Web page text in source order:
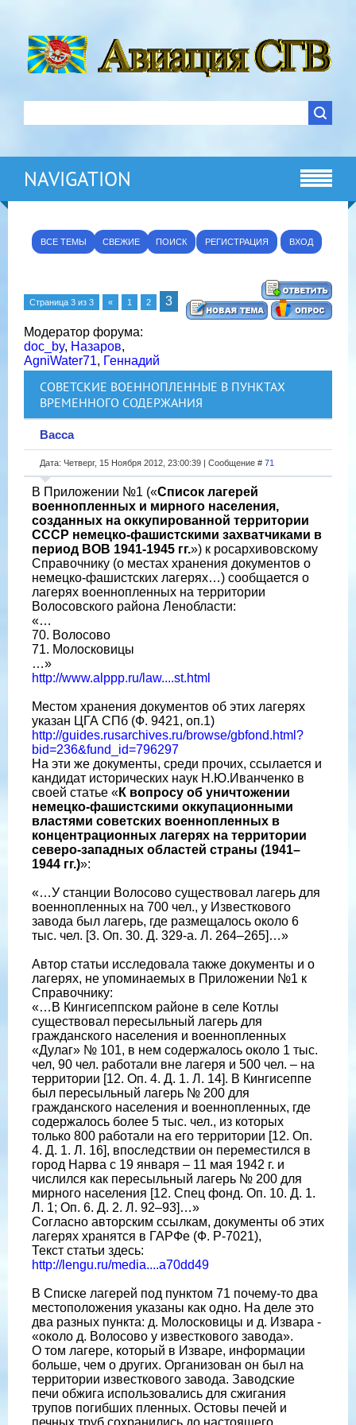
NAVIGATION
ВСЕ ТЕМЫ СВЕЖИЕ ПОИСК РЕГИСТРАЦИЯ ВХОД
Страница 3 из 3 « 1 2 3
Модератор форума:
doc_by, Назаров,
AgniWater71, Геннадий
СОВЕТСКИЕ ВОЕННОПЛЕННЫЕ В ПУНКТАХ
ВРЕМЕННОГО СОДЕРЖАНИЯ
Васса
Дата: Четверг, 15 Ноября 2012, 23:00:39 | Сообщение # 71
В Приложении №1 («Список лагерей
военнопленных и мирного населения,
созданных на оккупированной территории
СССР немецко-фашистскими захватчиками в
период ВОВ 1941-1945 гг.») к росархивовскому
Справочнику (о местах хранения документов о
немецко-фашистских лагерях…) сообщается о
лагерях военнопленных на территории
Волосовского района Ленобласти:
«…
70. Волосово
71. Молосковицы
…»
http://www.alppp.ru/law....st.html
Местом хранения документов об этих лагерях
указан ЦГА СПб (Ф. 9421, оп.1)
http://guides.rusarchives.ru/browse/gbfond.html?
bid=236&fund_id=796297
На эти же документы, среди прочих, ссылается и
кандидат исторических наук Н.Ю.Иванченко в
своей статье «К вопросу об уничтожении
немецко-фашистскими оккупационными
властями советских военнопленных в
концентрационных лагерях на территории
северо-западных областей страны (1941–
1944 гг.)»:
«…У станции Волосово существовал лагерь для
военнопленных на 700 чел., у Известкового
завода был лагерь, где размещалось около 6
тыс. чел. [3. Оп. 30. Д. 329-а. Л. 264–265]…»
Автор статьи исследовала также документы и о
лагерях, не упоминаемых в Приложении №1 к
Справочнику:
«…В Кингисеппском районе в селе Котлы
существовал пересыльный лагерь для
гражданского населения и военнопленных
«Дулаг» № 101, в нем содержалось около 1 тыс.
чел, 90 чел. работали вне лагеря и 500 чел. – на
территории [12. Оп. 4. Д. 1. Л. 14]. В Кингисеппе
был пересыльный лагерь № 200 для
гражданского населения и военнопленных, где
содержалось более 5 тыс. чел., из которых
только 800 работали на его территории [12. Оп.
4. Д. 1. Л. 16], впоследствии он переместился в
город Нарва с 19 января – 11 мая 1942 г. и
числился как пересыльный лагерь № 200 для
мирного населения [12. Спец фонд. Оп. 10. Д. 1.
Л. 1; Оп. 6. Д. 2. Л. 92–93]…»
Согласно авторским ссылкам, документы об этих
лагерях хранятся в ГАРФе (Ф. Р-7021),
Текст статьи здесь:
http://lengu.ru/media....a70dd49
В Списке лагерей под пунктом 71 почему-то два
местоположения указаны как одно. На деле это
два разных пункта: д. Молосковицы и д. Извара -
«около д. Волосово у известкового завода».
О том лагере, который в Изваре, информации
больше, чем о других. Организован он был на
территории известкового завода. Заводские
печи обжига использовались для сжигания
трупов погибших пленных. Остовы печей и
печных труб сохранились до настоящего